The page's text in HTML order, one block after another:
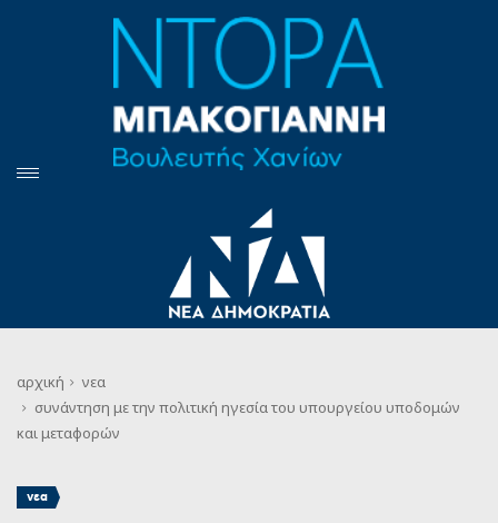
αρχική
νεα
συνάντηση με την πολιτική ηγεσία του υπουργείου υποδομών
και μεταφορών
νεα